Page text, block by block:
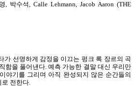
, 박수석, Calle Lehmann, Jacob Aaron (THE
가 선명하게 감정을 이끄는 펑크 록 장르의 곡
함을 풀어낸다. 예측 가능한 결말 대신 우리만
야기를 그리며 아직 완성되지 않은 순간들의
로 전한다.